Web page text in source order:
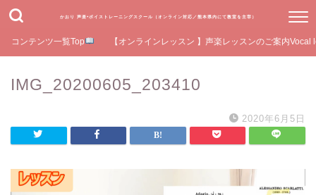
かおり 声楽•ボイストレーニングスクール（オンライン対応／熊本県内にて教室を主宰）
コンテンツ一覧Top 【オンラインレッスン 】声楽レッスンのご案内Vocal
IMG_20200605_203410
2020年6月5日